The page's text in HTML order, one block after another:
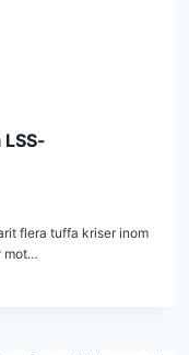
flera tuffa kriser inom
mot…